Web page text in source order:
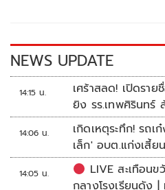
k k
NEWS UPDATE
14:15 น.
เศร้าสลด! เปิดรา
ยิง รร.เทพศิรินทร์
14:06 น.
เกิดเหตุระทึก! รถ
เล็ก' อบต.แก่งเสี้ย
14:05 น.
LIVE สะเทือน
กลางโรงเรียนดัง